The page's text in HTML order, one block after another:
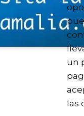
un
las